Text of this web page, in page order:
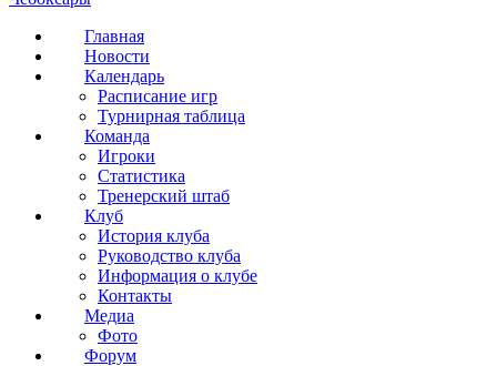
Главная
Новости
Календарь
Расписание игр
Турнирная таблица
Команда
Игроки
Статистика
Тренерский штаб
Клуб
История клуба
Руководство клуба
Информация о клубе
Контакты
Медиа
Фото
Форум